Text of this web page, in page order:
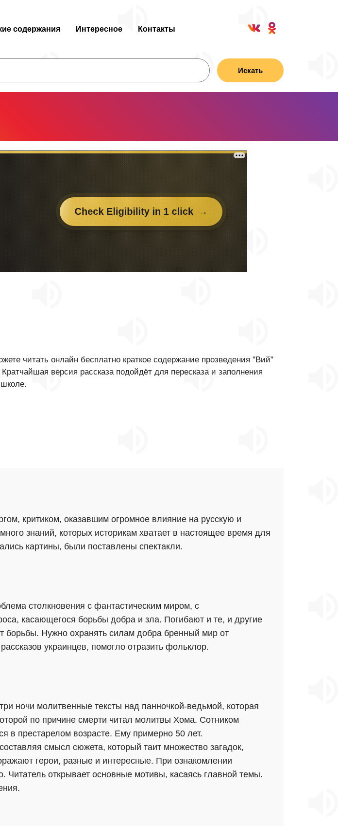
содержания Интересное Контакты
Искать
читать онлайн бесплатно краткое содержание прозведения "Вий"
версия рассказа подойдёт для пересказа и заполнения
школе.
критиком, оказавшим огромное влияние на русскую и
знаний, которых историкам хватает в настоящее время для
картины, были поставлены спектакли.
столкновения с фантастическим миром, с
касающегося борьбы добра и зла. Погибают и те, и другие
борьбы. Нужно охранять силам добра бренный мир от
украинцев, помогло отразить фольклор.
ночи молитвенные тексты над панночкой-ведьмой, которая
по причине смерти читал молитвы Хома. Сотником
в престарелом возрасте. Ему примерно 50 лет.
смысл сюжета, который таит множество загадок,
герои, разные и интересные. При ознакомлении
открывает основные мотивы, касаясь главной темы.